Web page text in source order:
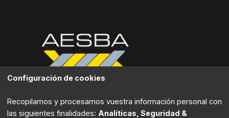
Contacta
Configuración de cookies
Recopilamos y procesamos vuestra información personal con
las siguientes finalidades: Analíticas, Seguridad &